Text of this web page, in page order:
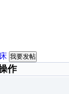
我要发帖
作